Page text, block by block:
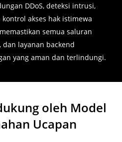
DDoS, deteksi intrusi,
akses hak istimewa
semua saluran
dan layanan backend
yang aman dan terlindungi.
oleh Model
Ucapan